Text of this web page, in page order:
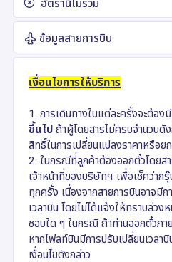
อัตรานี้ไม่รวม
ข้อมูลสายการบิน
เงื่อนไขการให้บริการ
1. การเดินทางในแต่ละครั้งจะต้อง
ขึ้นไป ถ้าผู้โดยสารไม่ครบจำนวนดั
สิทธิ์ในการเปลี่ยนแปลงราคาหรือย
2. ในกรณีที่ลูกค้าต้องออกตั๋วโดยส
เจ้าหน้าที่ของบริษัทฯ เพื่อเช็คว่าก
ทุกครั้ง เนื่องจากสายการบินอาจมี
เวลาบิน โดยไม่ได้แจ้งให้ทราบล่ว
ชอบใด ๆ ในกรณี ถ้าท่านออกตั๋วภา
หากไฟลท์บินมีการปรับเปลี่ยนเวลา
เงื่อนไขดังกล่าว